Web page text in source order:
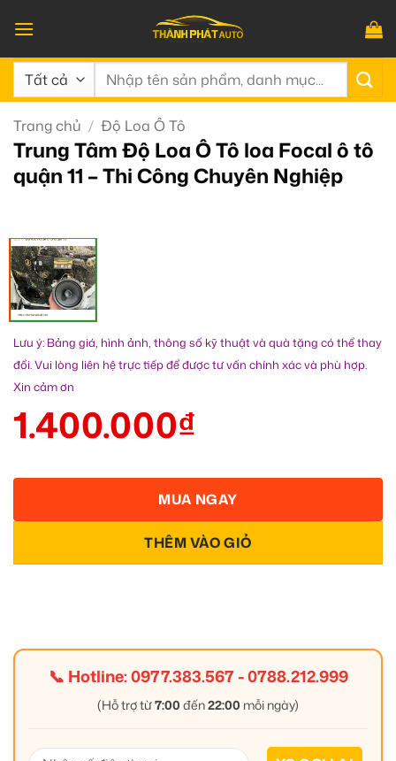
qua
nội
dung
Tìm
Trang chủ / Độ Loa Ô Tô
Trung Tâm Độ Loa Ô Tô loa Focal ô tô
quận 11 – Thi Công Chuyên Nghiệp
Lưu ý: Bảng giá, hình ảnh, thông số kỹ thuật và quà tặng có thể thay
đổi. Vui lòng liên hệ trực tiếp để được tư vấn chính xác và phù hợp.
Xin cảm ơn
1.400.000₫
THÊM VÀO GIỎ
MUA NGAY
📞 Hotline:0977.383.567-0788.212.999
(Hỗ trợ từ7:00 đến22:00 mỗi ngày)